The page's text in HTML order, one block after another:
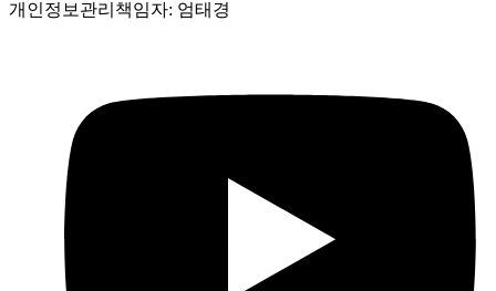
개인정보관리책임자: 엄태경